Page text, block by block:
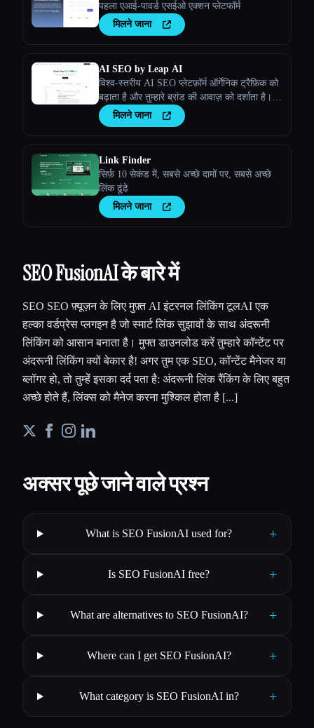
पहला एआई-पावर्ड एसईओ एक्शन प्लेटफॉर्म
मिलने जाना
AI SEO by Leap AI
विश्व-स्तरीय AI SEO प्लेटफ़ॉर्म ऑर्गेनिक ट्रैफ़िक को
बढ़ाता है और तुम्हारे ब्रांड की आवाज़ को दर्शाता है।
तुम्हारी सभी ज़रूरतों के लिए उच्च गुणवत्ता वाली,
सुरक्षित सामग्री सुनिश्चित करता है।
मिलने जाना
Link Finder
सिर्फ़ 10 सेकंड में, सबसे अच्छे दामों पर, सबसे अच्छे
लिंक ढूंढे
मिलने जाना
SEO FusionAI के बारे में
SEO SEO फ़्यूज़न के लिए मुफ़्त AI इंटरनल लिंकिंग टूलAI एक
हल्का वर्डप्रेस प्लगइन है जो स्मार्ट लिंक सुझावों के साथ अंदरूनी
लिंकिंग को आसान बनाता है। मुफ्त डाउनलोड करें तुम्हारे कॉन्टेंट पर
अंदरूनी लिंकिंग क्यों बेकार है! अगर तुम एक SEO, कॉन्टेंट मैनेजर या
ब्लॉगर हो, तो तुम्हेंं इसका दर्द पता है: अंदरूनी लिंक रैंकिंग के लिए बहुत
अच्छे होते हैं, लिंक्स को मैनेज करना मुश्किल होता है [...]
अक्सर पूछे जाने वाले प्रश्न
What is SEO FusionAI used for? +
Is SEO FusionAI free? +
What are alternatives to SEO FusionAI? +
Where can I get SEO FusionAI? +
What category is SEO FusionAI in? +